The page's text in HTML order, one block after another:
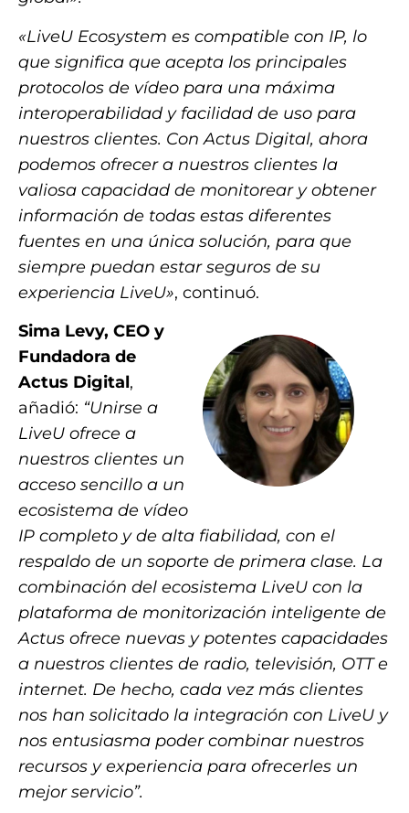
«LiveU Ecosystem es compatible con IP, lo
que significa que acepta los principales
protocolos de vídeo para una máxima
interoperabilidad y facilidad de uso para
nuestros clientes. Con Actus Digital, ahora
podemos ofrecer a nuestros clientes la
valiosa capacidad de monitorear y obtener
información de todas estas diferentes
fuentes en una única solución, para que
siempre puedan estar seguros de su
experiencia LiveU», continuó.
Sima Levy, CEO y
Fundadora de
Actus Digital,
añadió: “Unirse a
LiveU ofrece a
nuestros clientes un
acceso sencillo a un
ecosistema de vídeo
IP completo y de alta fiabilidad, con el
respaldo de un soporte de primera clase. La
combinación del ecosistema LiveU con la
plataforma de monitorización inteligente de
Actus ofrece nuevas y potentes capacidades
a nuestros clientes de radio, televisión, OTT e
internet. De hecho, cada vez más clientes
nos han solicitado la integración con LiveU y
nos entusiasma poder combinar nuestros
recursos y experiencia para ofrecerles un
mejor servicio”.